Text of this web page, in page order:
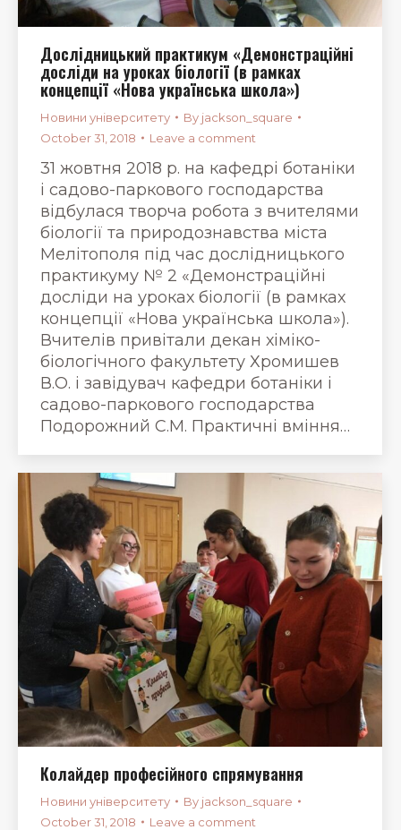
Дослідницький практикум «Демонстраційні
досліди на уроках біології (в рамках
концепції «Нова українська школа»)
Новини університету By jackson_square
October 31, 2018
Leave a comment
31 жовтня 2018 р. на кафедрі ботаніки
і садово-паркового господарства
відбулася творча робота з вчителями
біології та природознавства міста
Мелітополя під час дослідницького
практикуму № 2 «Демонстраційні
досліди на уроках біології (в рамках
концепції «Нова українська школа»).
Вчителів привітали декан хіміко-
біологічного факультету Хромишев
В.О. і завідувач кафедри ботаніки і
садово-паркового господарства
Подорожний С.М. Практичні вміння…
Колайдер професійного спрямування
Новини університету By jackson_square
October 31, 2018
Leave a comment